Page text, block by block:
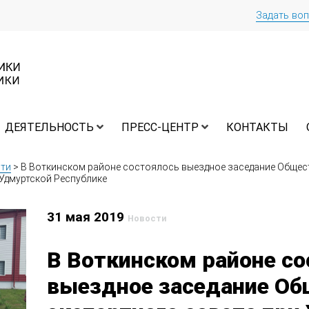
Задать
ДЕЯТЕЛЬНОСТЬ ПРЕСС-ЦЕНТР КОНТАКТЫ
> В Воткинском районе состоялось выездное заседание
Республике
31 мая 2019 Новости
В Воткинском районе
выездное заседание